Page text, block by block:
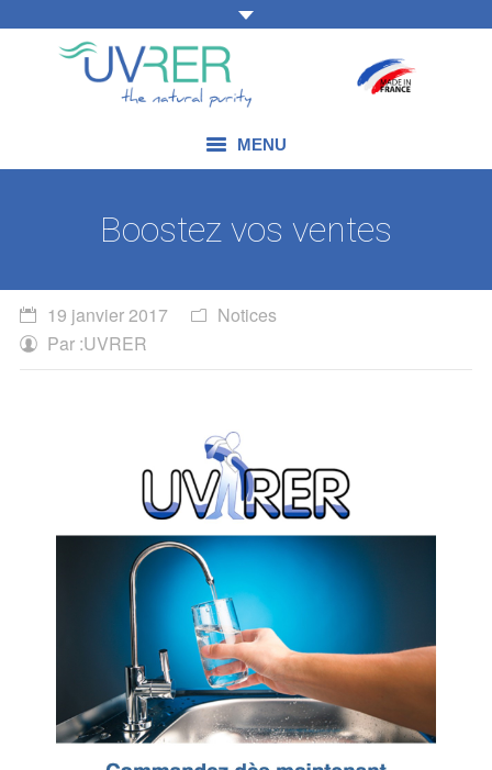
MENU
NOS ACTUALITÉS
Boostez vos ventes
19 janvier 2017
Notices
Par :UVRER